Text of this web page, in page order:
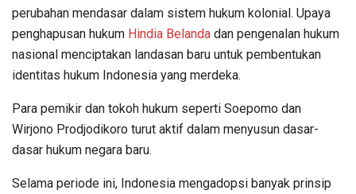
perubahan mendasar dalam sistem hukum kolonial. Upaya
penghapusan hukum Hindia Belanda dan pengenalan hukum
nasional menciptakan landasan baru untuk pembentukan
identitas hukum Indonesia yang merdeka.
Para pemikir dan tokoh hukum seperti Soepomo dan
Wirjono Prodjodikoro turut aktif dalam menyusun dasar-
dasar hukum negara baru.
Selama periode ini, Indonesia mengadopsi banyak prinsip